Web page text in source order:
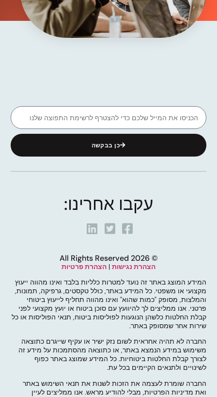
כן בבקשה
עקבו אחרינו:
© 2026 All Rights Reserved
הצהרת נגישות | הצהרת פרטיות
המידע המוצג באתר זה נועד למטרות כלליות בלבד ואינו מהווה ייעוץ
מקצועי או משפטי. כל המידע באתר, כולל טקסטים, גרפיקה, תמונות,
והמלצות, מסופק "כמות שהוא" ואינו מהווה תחליף לייעוץ ביטוחי
פרטני. אנו ממליצים לך להיוועץ עם סוכן ביטוח או יועץ מקצועי לפני
קבלת החלטות כלשהן הנוגעות לפוליסות ביטוח, תנאי הפוליסות או כל
שירות אחר שמסופק באתר.
החברה לא תהיה אחראית לשום נזק ישיר או עקיף שייגרם כתוצאה
משימוש במידע הנמצא באתר, או כתוצאה מהסתמכות על מידע זה
לצורך קבלת החלטות ביטוחיות. כל המידע שמוצג באתר כפוף
לשינויים ולתנאים הקיימים בכל עת.
החברה שומרת לעצמה את הזכות לשנות את תנאי השימוש באתר
ואת מדיניות הפרטיות, מבלי להודיע מראש. אנו ממליצים לעיין